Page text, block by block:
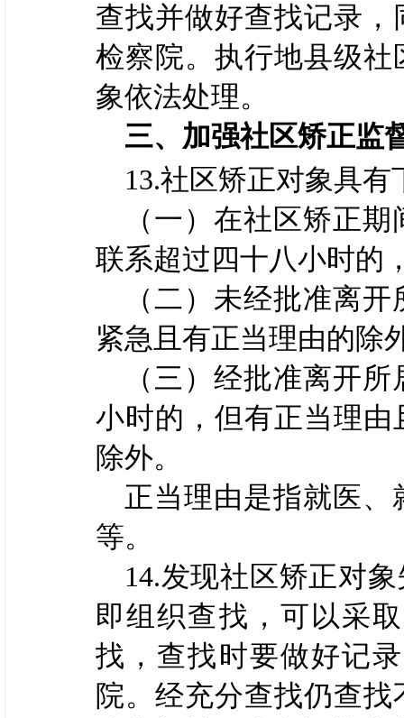
查找并做好查找记录
检察院。执行地县级
象依法处理。
三、加强社区矫正监
13.社区矫正对象具
（一）在社区矫正
联系超过四十八小时的
（二）未经批准离
紧急且有正当理由的除
（三）经批准离开
小时的，但有正当理
除外。
正当理由是指就医
等。
14.发现社区矫正对
即组织查找，可以采
找，查找时要做好记
院。经充分查找仍查